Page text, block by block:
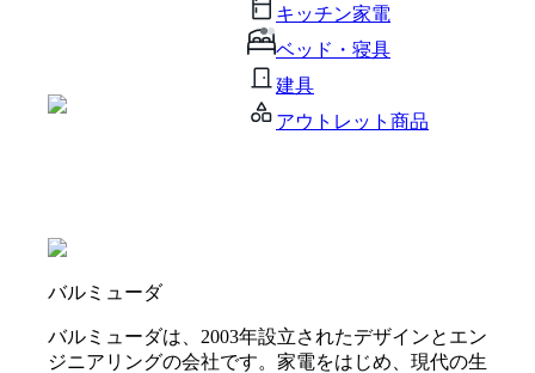
キッチン家電
ベッド・寝具
建具
アウトレット商品
バルミューダ
バルミューダは、2003年設立されたデザインとエン
ジニアリングの会社です。家電をはじめ、現代の生